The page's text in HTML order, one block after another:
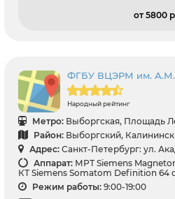
от 5800
ФГБУ ВЦЭРМ им.
Народный рейтинг
Метро: Выборгская, Площадь
Район: Выборгский,
Адрес: Санкт-Петербург: ул.
Аппарат: МРТ Siemens
КТ Siemens Somatom Definition 64
Режим работы: 9:00-19:00